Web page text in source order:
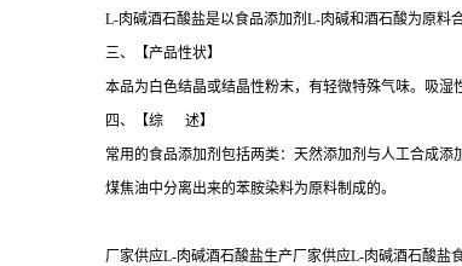
L-肉碱酒石酸盐是以食品添加剂L-肉碱和酒石酸为原料
三、【产品性状】
本品为白色结晶或结晶性粉末，有轻微特殊气味。吸湿
四、【综 述】
常用的食品添加剂包括两类：天然添加剂与人工合成
煤焦油中分离出来的苯胺染料为原料制成的。
厂家供应L-肉碱酒石酸盐生产厂家供应L-肉碱酒石酸盐